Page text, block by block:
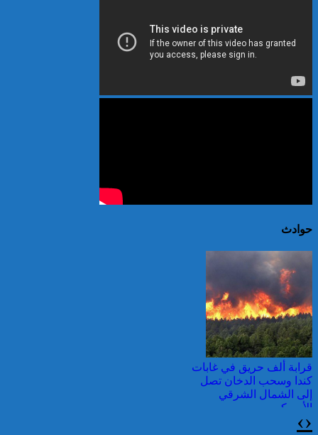
حوادث
قرابة ألف حريق في غابات
كندا وسحب الدخان تصل
إلى الشمال الشرقي
الأمريكي
‹
›